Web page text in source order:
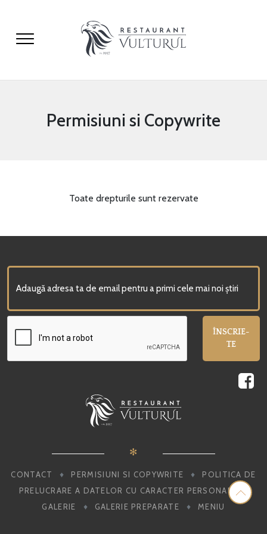
Permisiuni si Copywrite
Toate drepturile sunt rezervate
ÎNSCRIE-
TE
✻
CONTACT ♦ PERMISIUNI SI COPYWRITE ♦
POLITICA DE
PRELUCRARE A DATELOR CU CARACTER PERSONAL
♦
GALERIE ♦ GALERIE PREPARATE ♦ MENIU